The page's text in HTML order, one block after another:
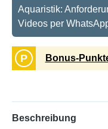
Aquaristik:
Videos per
P Bonus-
Beschreibung